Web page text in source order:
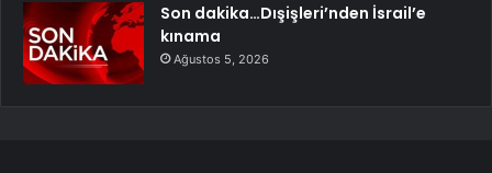
Son dakika…Dışişleri’nden İsrail’e
kınama
Ağustos 5, 2026